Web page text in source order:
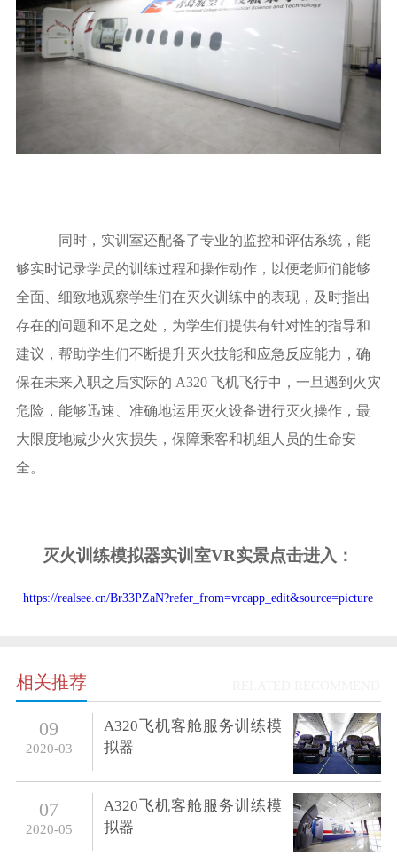
同时，实训室还配备了专业的监控和评估系统，能
够实时记录学员的训练过程和操作动作，以便老师们能够
全面、细致地观察学生们在灭火训练中的表现，及时指出
存在的问题和不足之处，为学生们提供有针对性的指导和
建议，帮助学生们不断提升灭火技能和应急反应能力，确
保在未来入职之后实际的 A320 飞机飞行中，一旦遇到火灾
危险，能够迅速、准确地运用灭火设备进行灭火操作，最
大限度地减少火灾损失，保障乘客和机组人员的生命安
全。
灭火训练模拟器实训室VR实景点击进入：
https://realsee.cn/Br33PZaN?refer_from=vrcapp_edit&source=picture
相关推荐
09
2020-03
A320飞机客舱服务训练模
拟器
07
2020-05
A320飞机客舱服务训练模
拟器